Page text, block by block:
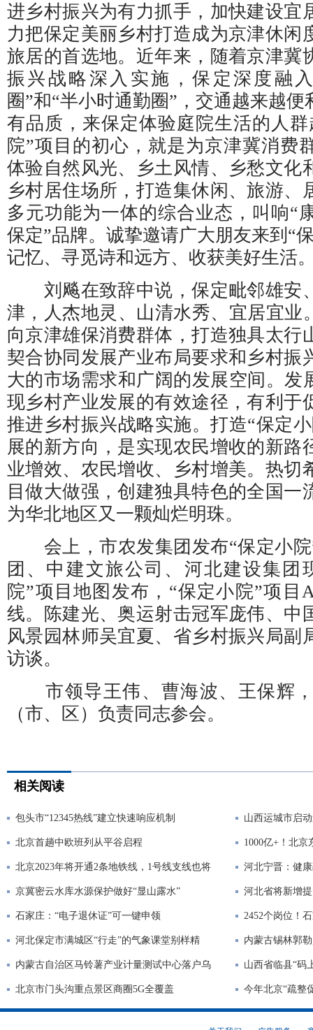
进乡村振兴为有力抓手，加快建设宜
力把保定美丽乡村打造成为京津休闲
旅居的首选地。近年来，随着京津冀
振兴战略深入实施，保定深度融
圈”和“半小时通勤圈”，交通越来越
有品质，来保定体验庭院生活的人
院”项目的初心，就是为京津冀消费
体验自然风光、乡土风情、乡愁文化
乡村居住场所，打造集休闲、旅游、
多元功能为一体的综合业态，叫响“
保定”品牌。诚挚邀请广大朋友来到“
记忆、寻觅诗和远方、收获美好生活
刘飚在致辞中说，保定毗邻雄安
津，人杰地灵、山清水秀、宜居宜业
向京津雄保消费群体，打造独具太行
契合协同发展产业布局要求和乡村振
大的市场需求和广阔的发展空间。发
现乡村产业发展的有效途径，有利于
推进乡村振兴战略实施。打造“保定
展的新方向，是实现农民增收的新路
业增效、农民增收、乡村增美。热切
目做大做强，创建独具特色的全国一
为华北地区又一颗灿烂明珠。
会上，市农发集团发布“保定小院
团、中建文旅公司、河北建设集团
院”项目地图发布，“保定小院”项目
线。陈建光、奥运射击冠军庞伟、中
风景园林师吴宜夏、省乡村振兴局副
访谈。
市领导王伟、曹海波、王保辉，
（市、区）负责同志参会。
相关阅读
包头市“12345热线”建立快速响应机制 山西运城市启
北京首趟中欧班列从平谷启程 1000亿+！北
北京2023年将开通2条地铁线，1号线支线也将 河北宁晋：健
京冀密云水库水源保护做好“显山露水” 河北省将新增
石家庄：“电子退休证”可一键申领 2452个岗位！
河北保定市满城区“行走”的气象课堂别样精 内蒙古锡林郭
内蒙古自治区马铃薯产业计量测试中心落户乌 山西省临县“码
北京市门头沟重点景区商圈5G全覆盖 今年北京“疏整